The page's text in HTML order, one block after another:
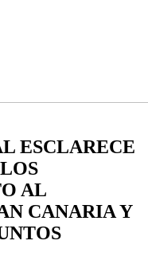
ESCLARECE
AL
CANARIA Y